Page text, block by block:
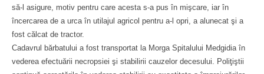
să-l asigure, motiv pentru care acesta s-a pus în mişcare, iar în
încercarea de a urca în utilajul agricol pentru a-l opri, a alunecat şi a
fost călcat de tractor.
Cadavrul bărbatului a fost transportat la Morga Spitalului Medgidia în
vederea efectuării necropsiei şi stabilirii cauzelor decesului. Poliţiştii